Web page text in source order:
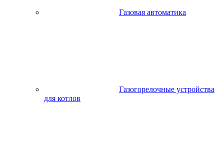
Газовая автоматика
Газогорелочные устройства
для котлов